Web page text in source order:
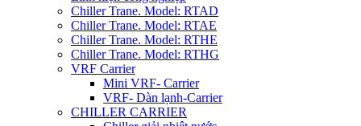
Chiller Trane. Model: RTAD
Chiller Trane. Model: RTAE
Chiller Trane. Model: RTHE
Chiller Trane. Model: RTHG
VRF Carrier
Mini VRF- Carrier
VRF- Dàn lạnh-Carrier
CHILLER CARRIER